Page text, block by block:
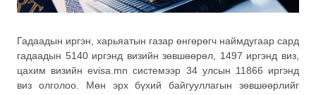
Гадаадын иргэн, харьяатын газар өнгөрөгч наймдугаар сард
гадаадын 5140 иргэнд визийн зөвшөөрөл, 1497 иргэнд виз,
цахим визийн evisa.mn системээр 34 улсын 11866 иргэнд
виз олголоо. Мөн эрх бүхий байгууллагын зөвшөөрлийг